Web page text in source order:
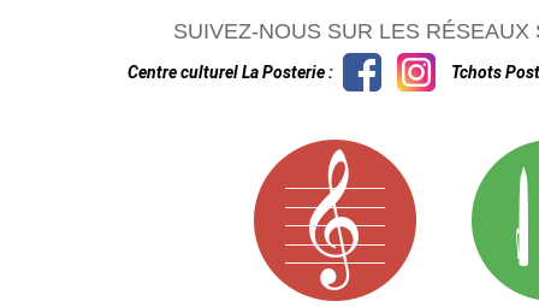
SUIVEZ-NOUS SUR LES RÉSEAUX
Centre culturel La Posterie : Tchots